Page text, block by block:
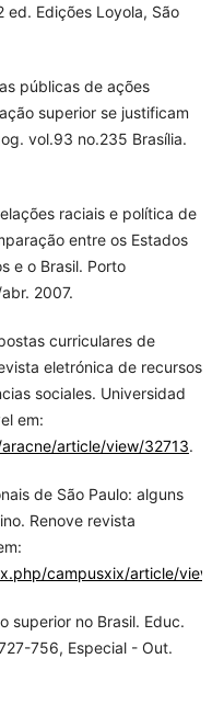
ed. Edições Loyola, São
públicas de ações
superior se justificam
vol.93 no.235 Brasília.
raciais e política de
entre os Estados
e o Brasil. Porto
2007.
curriculares de
eletrónica de recursos
sociales. Universidad
em:
article/view/32713.
de São Paulo: alguns
Renove revista
campusxix/article/view/
superior no Brasil. Educ.
756, Especial - Out.